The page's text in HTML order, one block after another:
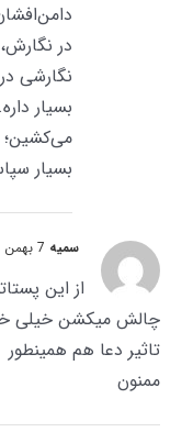
در
نگارشی
بسیار
می‌کشین؛
بسیار
سمیه
از این
چالش میکشن خیلی
تاثیر دعا هم همینطور
ممنون